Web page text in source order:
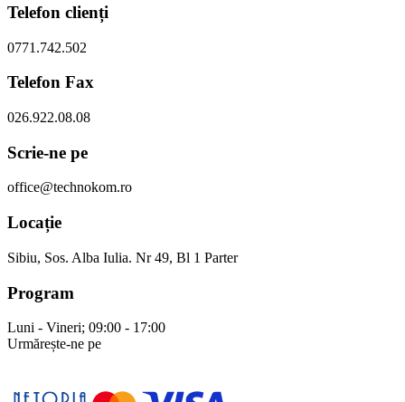
Telefon clienți
0771.742.502
Telefon Fax
026.922.08.08
Scrie-ne pe
office@technokom.ro
Locație
Sibiu, Sos. Alba Iulia. Nr 49, Bl 1 Parter
Program
Luni - Vineri; 09:00 - 17:00
Urmărește-ne pe